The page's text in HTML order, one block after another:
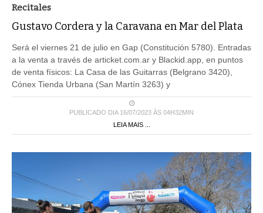
Recitales
Gustavo Cordera y la Caravana en Mar del Plata
Será el viernes 21 de julio en Gap (Constitución 5780). Entradas
a la venta a través de articket.com.ar y Blackid.app, en puntos
de venta físicos: La Casa de las Guitarras (Belgrano 3420),
Cónex Tienda Urbana (San Martín 3263) y
PUBLICADO DIA 16/07/2023 ÀS 04H32MIN
LEIA MAIS ...